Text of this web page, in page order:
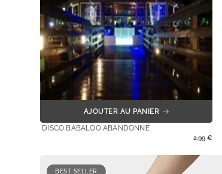
AJOUTER AU PANIER
DISCO BABALOO ABANDONNÉ
2,99 €
BEST SELLER